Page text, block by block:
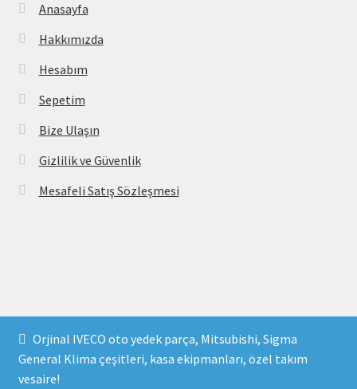
Orjinal IVECO oto yedek parça, Mitsubishi, Sigma
General Klima çeşitleri, kasa ekipmanları, özel takım
vesaire!
Anasayfa
Hakkımızda
Hesabım
Sepetim
Bize Ulaşın
Gizlilik ve Güvenlik
Mesafeli Satış Sözleşmesi
Copyright 2021 © parcavs.com Tüm hakları saklıdır. Kredi
kartı bilgileriniz 256bit SSL sertifikası ile korunmaktadır.